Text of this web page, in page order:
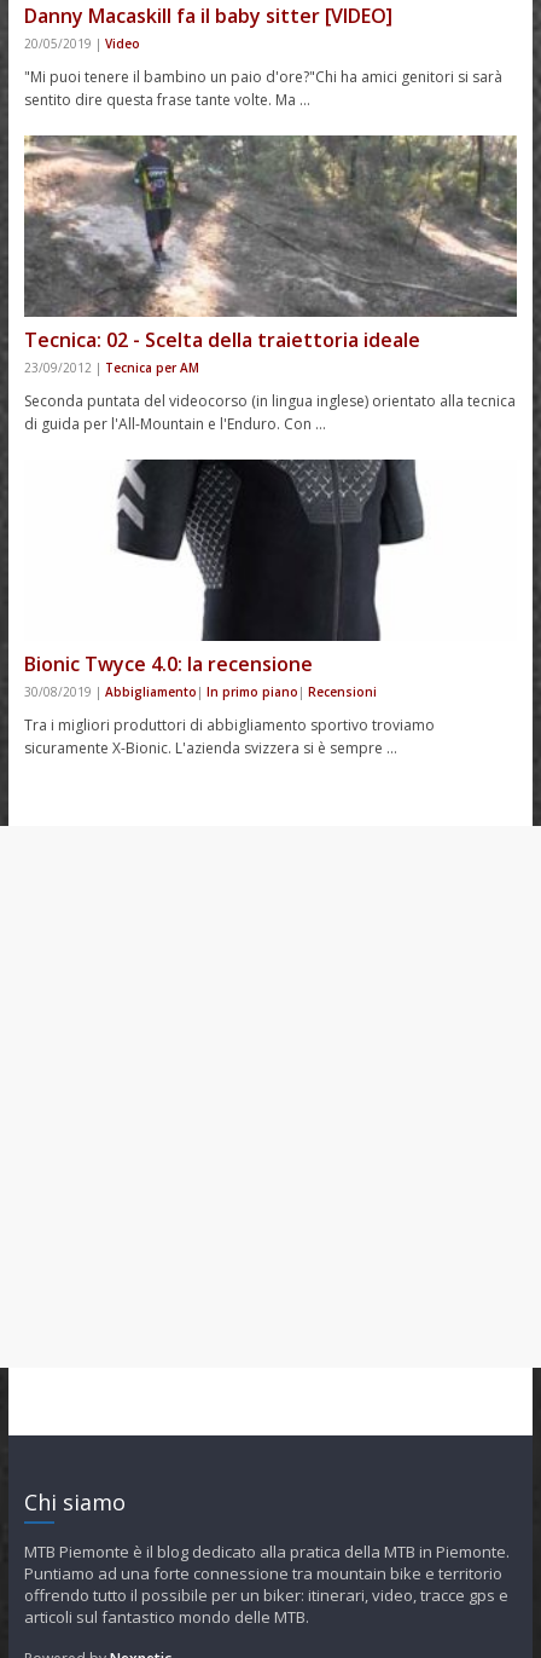
Danny Macaskill fa il baby sitter [VIDEO]
20/05/2019 | Video
"Mi puoi tenere il bambino un paio d'ore?"Chi ha amici genitori si sarà
sentito dire questa frase tante volte. Ma …
Tecnica: 02 - Scelta della traiettoria ideale
23/09/2012 | Tecnica per AM
Seconda puntata del videocorso (in lingua inglese) orientato alla tecnica
di guida per l'All-Mountain e l'Enduro. Con …
Bionic Twyce 4.0: la recensione
30/08/2019 | Abbigliamento | In primo piano | Recensioni
Tra i migliori produttori di abbigliamento sportivo troviamo
sicuramente X-Bionic. L'azienda svizzera si è sempre …
Chi siamo
MTB Piemonte è il blog dedicato alla pratica della MTB in Piemonte.
Puntiamo ad una forte connessione tra mountain bike e territorio
offrendo tutto il possibile per un biker: itinerari, video, tracce gps e
articoli sul fantastico mondo delle MTB.